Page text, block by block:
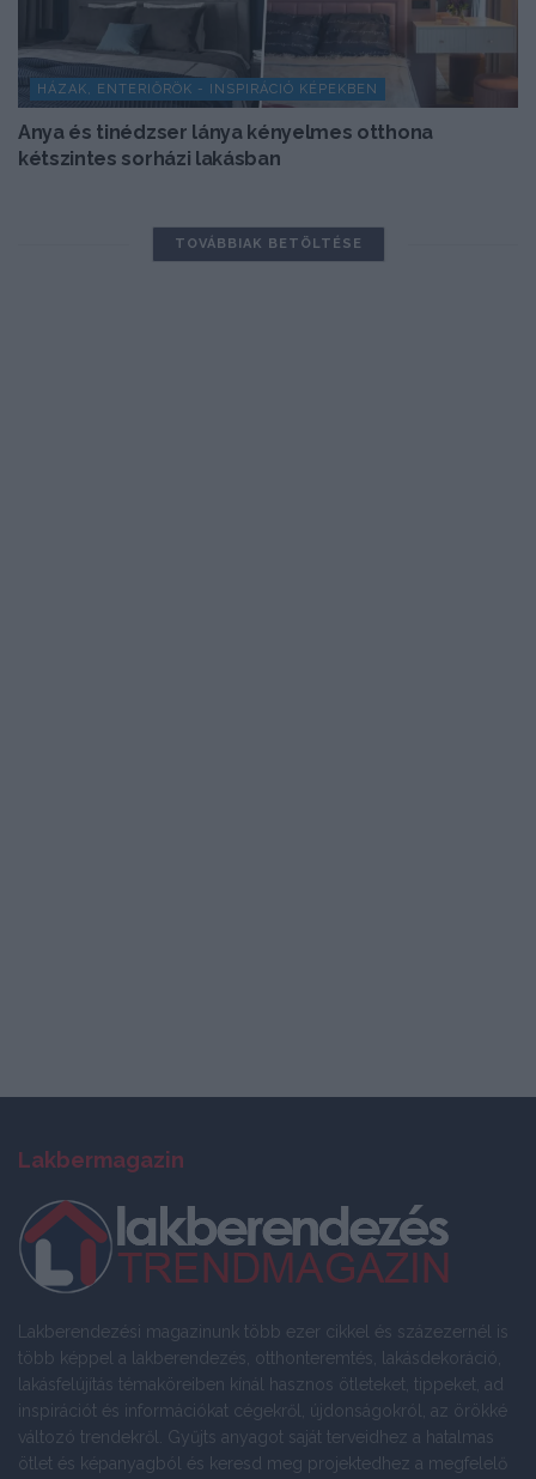
HÁZAK, ENTERIŐRÖK - INSPIRÁCIÓ KÉPEKBEN
Anya és tinédzser lánya kényelmes otthona
kétszintes sorházi lakásban
TOVÁBBIAK BETÖLTÉSE
Lakbermagazin
Lakberendezési magazinunk több ezer cikkel és százezernél is
több képpel a lakberendezés, otthonteremtés, lakásdekoráció,
lakásfelújítás témaköreiben kínál hasznos ötleteket, tippeket, ad
inspirációt és információkat cégekről, újdonságokról, az örökké
változó trendekről. Gyűjts anyagot saját terveidhez a hatalmas
ötlet és képanyagból és keresd meg projektedhez a megfelelő